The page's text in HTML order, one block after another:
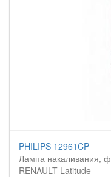
PHILIPS 12961CP
Лампа накаливания,
RENAULT Latitude